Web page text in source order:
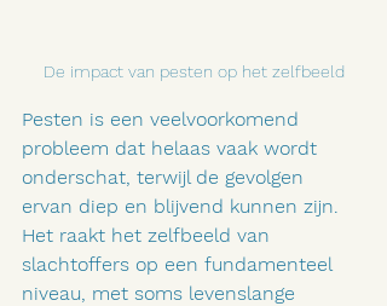
De impact van pesten op het zelfbeeld
Pesten is een veelvoorkomend
probleem dat helaas vaak wordt
onderschat, terwijl de gevolgen
ervan diep en blijvend kunnen zijn.
Het raakt het zelfbeeld van
slachtoffers op een fundamenteel
niveau, met soms levenslange